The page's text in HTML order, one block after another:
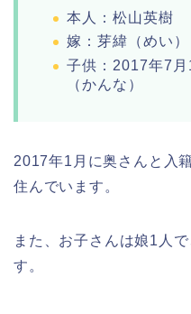
本人：松山英樹
嫁：芽緯（めい）
子供：2017年7
（かんな）
2017年1月に奥さんと入
住んでいます。
また、お子さんは娘1人
す。